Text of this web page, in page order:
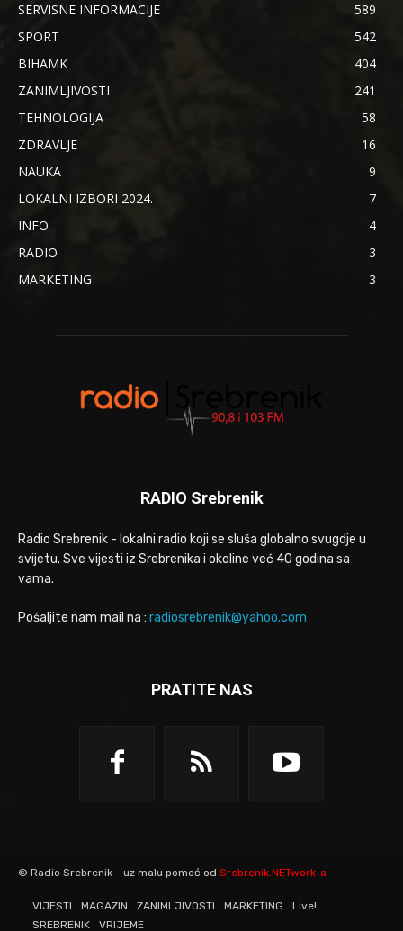
SERVISNE INFORMACIJE
589
SPORT
542
BIHAMK
404
ZANIMLJIVOSTI
241
TEHNOLOGIJA
58
ZDRAVLJE
16
NAUKA
9
LOKALNI IZBORI 2024.
7
INFO
4
RADIO
3
MARKETING
3
RADIO Srebrenik
Radio Srebrenik - lokalni radio koji se sluša globalno svugdje u
svijetu. Sve vijesti iz Srebrenika i okoline već 40 godina sa
vama.
Pošaljite nam mail na : radiosrebrenik@yahoo.com
PRATITE NAS
© Radio Srebrenik - uz malu pomoć od Srebrenik.NETwork-a
VIJESTI MAGAZIN ZANIMLJIVOSTI MARKETING
Live!
SREBRENIK
VRIJEME